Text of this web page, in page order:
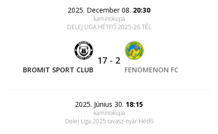
2025. December 08. 20:30
kaminokupa
DELEJ LIGA HÉTFŐ 2025-26 TÉL
BROMIT SPORT CLUB
17 - 2
FENOMENON FC
2025. Június 30. 18:15
kaminokupa
Delej Liga 2025 tavasz-nyár Hétfő